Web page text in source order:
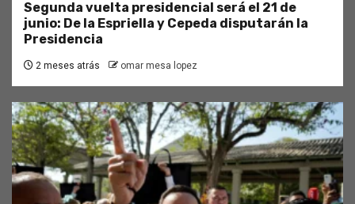
Segunda vuelta presidencial será el 21 de
junio: De la Espriella y Cepeda disputarán la
Presidencia
2 meses atrás omar mesa lopez